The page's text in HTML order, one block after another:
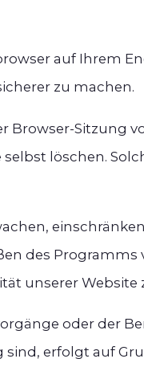
auf Ihrem
zu machen.
Browser-Sitzung
löschen.
des
unserer Website
oder der
erfolgt auf